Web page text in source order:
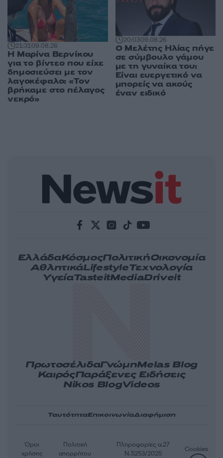
21:3109.08.26
Η Μαρίνα Βερνίκου
για το βίντεο που είχε
δημοσιεύσει με τον
λαγοκέφαλο: «Τον
βρήκαμε στο πέλαγος
νεκρό»
20:0309.08.26
Ο Μελέτης Ηλίας πήγε
σε σύμβουλο γάμου
με τη γυναίκα του:
Είναι ευεργετικό να
μπορείς να ακούς
έναν ειδικό
ΕλλάδαΚόσμοςΠολιτικήΟικονομία
ΑθλητικάLifestyleΤεχνολογία
ΥγείαTasteitMediaDriveit
ΠρωτοσέλιδαΓνώμηMelas Blog
ΚαιρόςΠαράξενες Ειδήσεις
Nikos BlogVideos
ΤαυτότηταΕπικοινωνίαΔιαφήμιση
Όροι
χρήσης
Πολιτική
απορρήτου
Πληροφορίες α.27
Ν.5253/2025
Cookies